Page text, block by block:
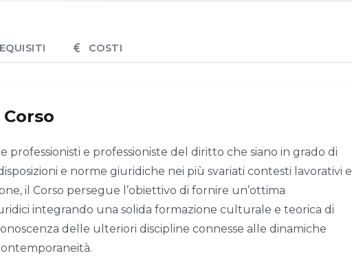
COSTI
professionisti e professioniste del diritto che siano in grado di
e norme giuridiche nei più svariati contesti lavorativi e
il Corso persegue l’obiettivo di fornire un’ottima
integrando una solida formazione culturale e teorica di
delle ulteriori discipline connesse alle dinamiche